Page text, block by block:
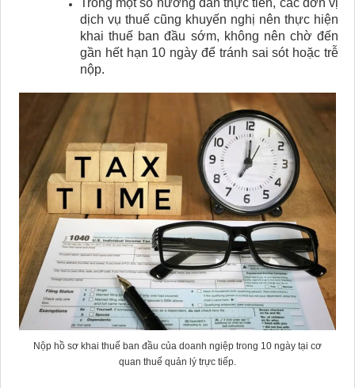
dịch vụ thuế cũng khuyến nghị nên thực hiện
khai thuế ban đầu sớm, không nên chờ đến
gần hết hạn 10 ngày để tránh sai sót hoặc trễ
nộp.
Nộp hồ sơ khai thuế ban đầu của doanh ngiệp trong 10 ngày tại cơ
quan thuế quản lý trực tiếp.